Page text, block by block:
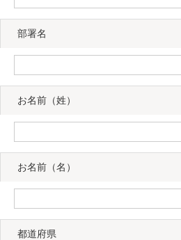
部署名
お名前（姓）
お名前（名）
都道府県